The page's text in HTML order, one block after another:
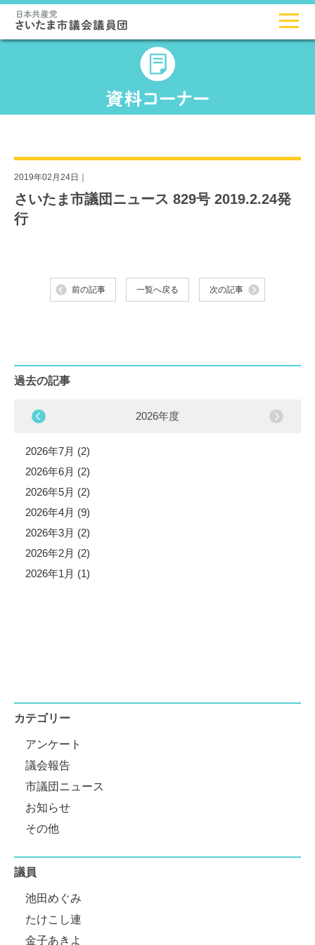
2019年02月24日｜
さいたま市議団ニュース 829号 2019.2.24発
行
前の記事 一覧へ戻る 次の記事
過去の記事
2026年度
2026年7月 (2)
2026年6月 (2)
2026年5月 (2)
2026年4月 (9)
2026年3月 (2)
2026年2月 (2)
2026年1月 (1)
カテゴリー
アンケート
議会報告
市議団ニュース
お知らせ
その他
議員
池田めぐみ
たけこし連
金子あきよ